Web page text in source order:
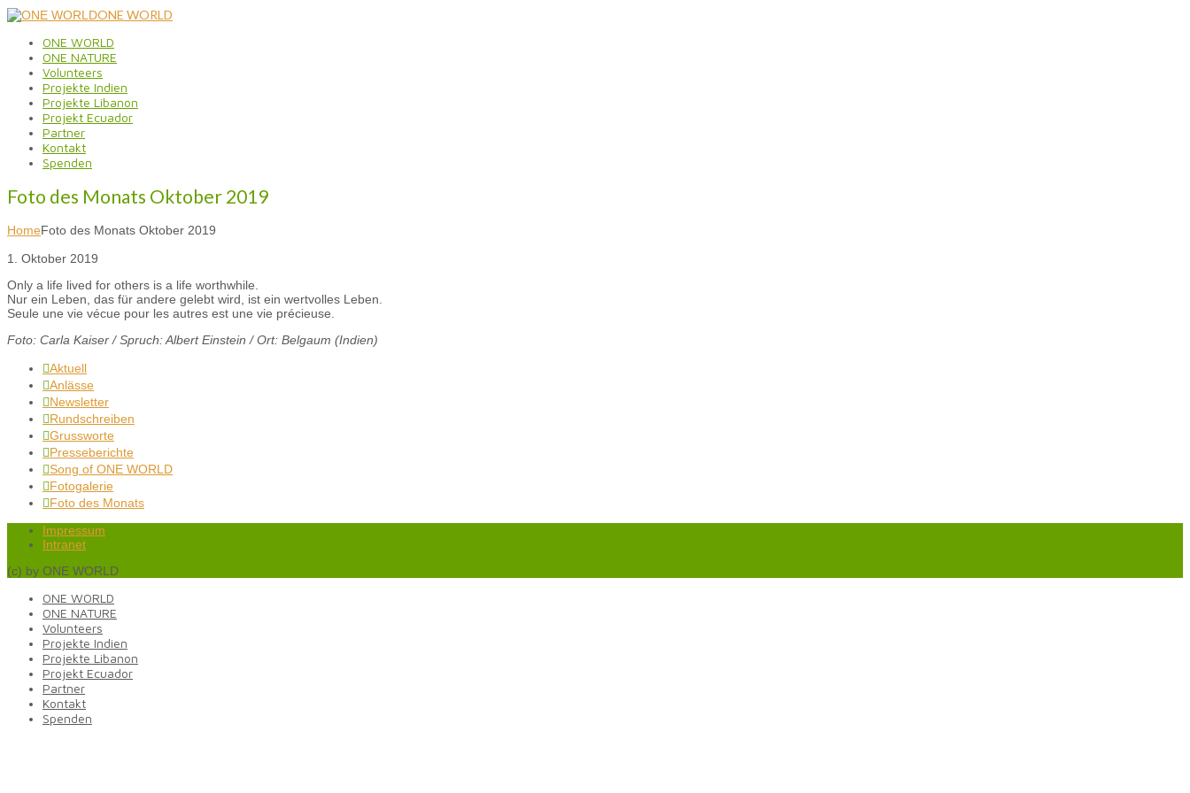
ONE WORLD
ONE WORLD
ONE NATURE
Volunteers
Projekte Indien
Projekte Libanon
Projekt Ecuador
Partner
Kontakt
Spenden
Foto des Monats Oktober 2019
HomeFoto des Monats Oktober 2019
1. Oktober 2019
Only a life lived for others is a life worthwhile.
Nur ein Leben, das für andere gelebt wird, ist ein wertvolles Leben.
Seule une vie vécue pour les autres est une vie précieuse.
Foto: Carla Kaiser / Spruch: Albert Einstein / Ort: Belgaum (Indien)
Aktuell
Anlässe
Newsletter
Rundschreiben
Grussworte
Presseberichte
Song of ONE WORLD
Fotogalerie
Foto des Monats
Impressum
Intranet
(c) by ONE WORLD
ONE WORLD
ONE NATURE
Volunteers
Projekte Indien
Projekte Libanon
Projekt Ecuador
Partner
Kontakt
Spenden